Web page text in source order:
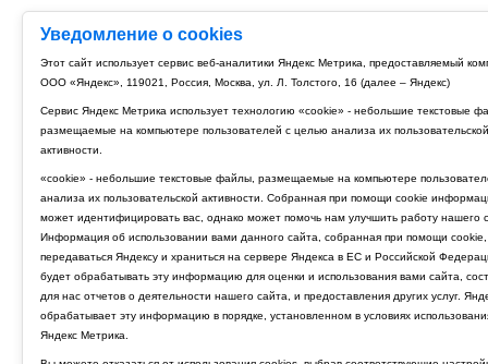
Уведомление о cookies
Этот сайт использует сервис веб-аналитики Яндекс Метрика, предоставляемый
ООО «Яндекс», 119021, Россия, Москва, ул. Л. Толстого, 16 (далее – Яндекс)
Сервис Яндекс Метрика использует технологию «cookie» - небольшие текстовые
размещаемые на компьютере пользователей с целью анализа их пользовательской
активности.
«cookie» - небольшие текстовые файлы, размещаемые на компьютере
анализа их пользовательской активности. Собранная при помощи cookie
может идентифицировать вас, однако может помочь нам улучшить работу нашего
Информация об использовании вами данного сайта, собранная при помощи cookie,
передаваться Яндексу и храниться на сервере Яндекса в ЕС и Российской
будет обрабатывать эту информацию для оценки и использования вами сайта,
для нас отчетов о деятельности нашего сайта, и предоставления других услуг.
обрабатывает эту информацию в порядке, установленном в условиях
Яндекс Метрика.